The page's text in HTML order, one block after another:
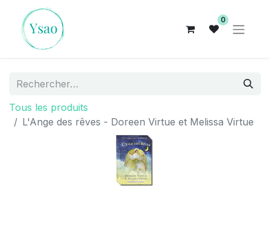
0
Tous les produits
L'Ange des rêves - Doreen Virtue et Melissa Virtue